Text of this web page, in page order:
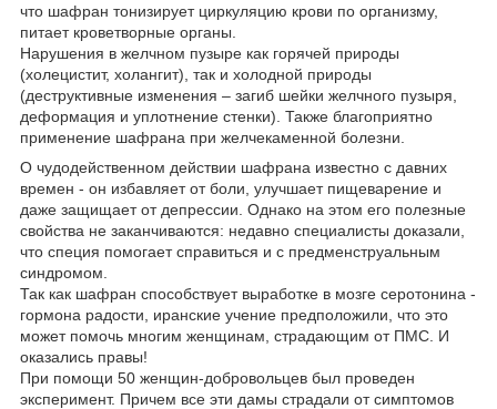
что шафран тонизирует циркуляцию крови по организму,
питает кроветворные органы.
Нарушения в желчном пузыре как горячей природы
(холецистит, холангит), так и холодной природы
(деструктивные изменения – загиб шейки желчного пузыря,
деформация и уплотнение стенки). Также благоприятно
применение шафрана при желчекаменной болезни.
О чудодейственном действии шафрана известно с давних
времен - он избавляет от боли, улучшает пищеварение и
даже защищает от депрессии. Однако на этом его полезные
свойства не заканчиваются: недавно специалисты доказали,
что специя помогает справиться и с предменструальным
синдромом.
Так как шафран способствует выработке в мозге серотонина -
гормона радости, иранские учение предположили, что это
может помочь многим женщинам, страдающим от ПМС. И
оказались правы!
При помощи 50 женщин-добровольцев был проведен
эксперимент. Причем все эти дамы страдали от симптомов